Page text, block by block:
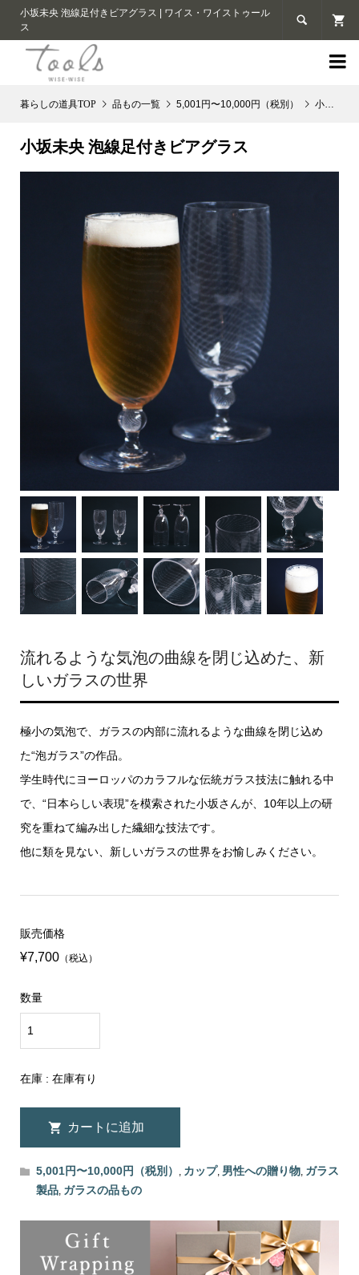
小坂未央 泡線足付きビアグラス | ワイス・ワイストゥール
ス


品もの一覧 5,001円〜10,000円（税別） 小坂未央 泡線足付きビアグラス
小坂未央 泡線足付きビアグラス
流れるような気泡の曲線を閉じ込めた、新
しいガラスの世界
極小の気泡で、ガラスの内部に流れるような曲線を閉じ込め
た“泡ガラス”の作品。
学生時代にヨーロッパのカラフルな伝統ガラス技法に触れる中
で、“日本らしい表現”を模索された小坂さんが、10年以上の研
究を重ねて編み出した繊細な技法です。
他に類を見ない、新しいガラスの世界をお愉しみください。
販売価格
¥7,700（税込）
数量
在庫 : 在庫有り
5,001円〜10,000円（税別） , カップ, 男性への贈り物, ガラス
製品, ガラスの品もの